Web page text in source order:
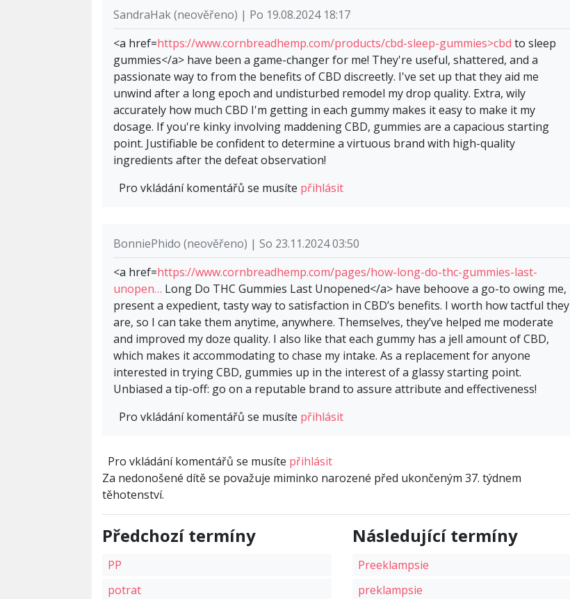
SandraHak (neověřeno) | Po 19.08.2024 18:17
<a href=https://www.cornbreadhemp.com/products/cbd-sleep-gummies>cbd to sleep
gummies</a> have been a game-changer for me! They're useful, shattered, and a
passionate way to from the benefits of CBD discreetly. I've set up that they aid me
unwind after a long epoch and undisturbed remodel my drop quality. Extra, wily
accurately how much CBD I'm getting in each gummy makes it easy to make it my
dosage. If you're kinky involving maddening CBD, gummies are a capacious starting
point. Justifiable be confident to determine a virtuous brand with high-quality
ingredients after the defeat observation!
Pro vkládání komentářů se musíte přihlásit
BonniePhido (neověřeno) | So 23.11.2024 03:50
<a href=https://www.cornbreadhemp.com/pages/how-long-do-thc-gummies-last-
unopen… Long Do THC Gummies Last Unopened</a> have behoove a go-to owing me,
present a expedient, tasty way to satisfaction in CBD’s benefits. I worth how tactful they
are, so I can take them anytime, anywhere. Themselves, they’ve helped me moderate
and improved my doze quality. I also like that each gummy has a jell amount of CBD,
which makes it accommodating to chase my intake. As a replacement for anyone
interested in trying CBD, gummies up in the interest of a glassy starting point.
Unbiased a tip-off: go on a reputable brand to assure attribute and effectiveness!
Pro vkládání komentářů se musíte přihlásit
Pro vkládání komentářů se musíte přihlásit
Za nedonošené dítě se považuje miminko narozené před ukončeným 37. týdnem
těhotenství.
Předchozí termíny
PP
potrat
Následující termíny
Preeklampsie
preklampsie